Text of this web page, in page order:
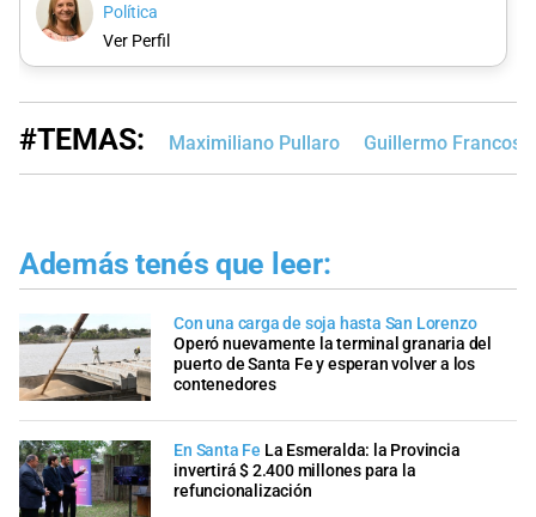
Política
Ver Perfil
#TEMAS: Maximiliano Pullaro Guillermo Francos
Además tenés que leer:
Con una carga de soja hasta San Lorenzo
Operó nuevamente la terminal granaria del
puerto de Santa Fe y esperan volver a los
contenedores
En Santa Fe La Esmeralda: la Provincia
invertirá $ 2.400 millones para la
refuncionalización